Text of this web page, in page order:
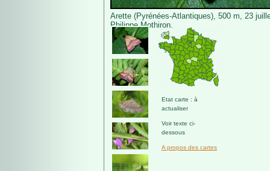
Arette (Pyrénées-Atlantiques), 500 m, 23
Philippe Mothiron.
Etat carte : à
actualiser
Voir texte ci-
dessous
A propos des cartes